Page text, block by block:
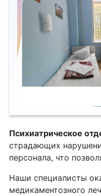
Психиатрическое
страдающих
персонала, что
Наши специалисты
медикаментозного